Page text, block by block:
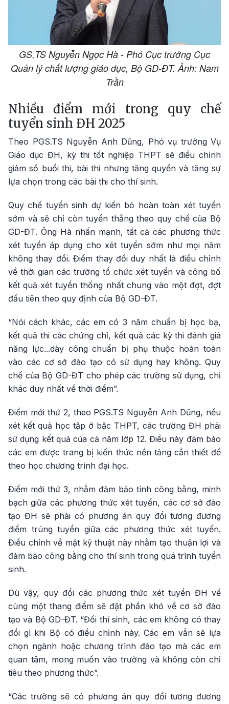
GS.TS Nguyễn Ngọc Hà - Phó Cục trưởng Cục
Quản lý chất lượng giáo dục, Bộ GD-ĐT. Ảnh: Nam
Trần
Nhiều điểm mới trong quy chế
tuyển sinh ĐH 2025
Theo PGS.TS Nguyễn Anh Dũng, Phó vụ trưởng Vụ
Giáo dục ĐH, kỳ thi tốt nghiệp THPT sẽ điều chỉnh
giảm số buổi thi, bài thi nhưng tăng quyền và tăng sự
lựa chọn trong các bài thi cho thí sinh.
Quy chế tuyển sinh dự kiến bỏ hoàn toàn xét tuyển
sớm và sẽ chỉ còn tuyển thẳng theo quy chế của Bộ
GD-ĐT. Ông Hà nhấn mạnh, tất cả các phương thức
xét tuyển áp dụng cho xét tuyển sớm như mọi năm
không thay đổi. Điểm thay đổi duy nhất là điều chỉnh
về thời gian các trường tổ chức xét tuyển và công bố
kết quả xét tuyển thống nhất chung vào một đợt, đợt
đầu tiên theo quy định của Bộ GD-ĐT.
“Nói cách khác, các em có 3 năm chuẩn bị học bạ,
kết quả thi các chứng chỉ, kết quả các kỳ thi đánh giá
năng lực...dày công chuẩn bị phụ thuộc hoàn toàn
vào các cơ sở đào tạo có sử dụng hay không. Quy
chế của Bộ GD-ĐT cho phép các trường sử dụng, chỉ
khác duy nhất về thời điểm”.
Điểm mới thứ 2, theo PGS.TS Nguyễn Anh Dũng, nếu
xét kết quả học tập ở bậc THPT, các trường ĐH phải
sử dụng kết quả của cả năm lớp 12. Điều này đảm bảo
các em được trang bị kiến thức nền tảng cần thiết để
theo học chương trình đại học.
Điểm mới thứ 3, nhằm đảm bảo tính công bằng, minh
bạch giữa các phương thức xét tuyển, các cơ sở đào
tạo ĐH sẽ phải có phương án quy đổi tương đương
điểm trúng tuyển giữa các phương thức xét tuyển.
Điều chỉnh về mặt kỹ thuật này nhằm tạo thuận lợi và
đảm bảo công bằng cho thí sinh trong quá trình tuyển
sinh.
Dù vậy, quy đổi các phương thức xét tuyển ĐH về
cùng một thang điểm sẽ đặt phần khó về cơ sở đào
tạo và Bộ GD-ĐT. “Đối thí sinh, các em không có thay
đổi gì khi Bộ có điều chỉnh này. Các em vẫn sẽ lựa
chọn ngành hoặc chương trình đào tạo mà các em
quan tâm, mong muốn vào trường và không còn chỉ
tiêu theo phương thức”.
“Các trường sẽ có phương án quy đổi tương đương